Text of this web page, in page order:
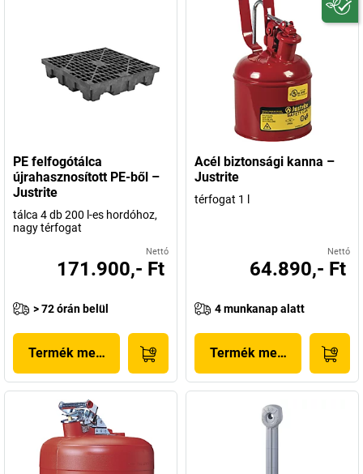
PE felfogótálca
újrahasznosított PE-ből –
Justrite
tálca 4 db 200 l-es hordóhoz,
nagy térfogat
Nettó
171.900,- Ft
> 72 órán belül
Termék megjelenítése
Acél biztonsági kanna –
Justrite
térfogat 1 l
Nettó
64.890,- Ft
4 munkanap alatt
Termék megjelenítése